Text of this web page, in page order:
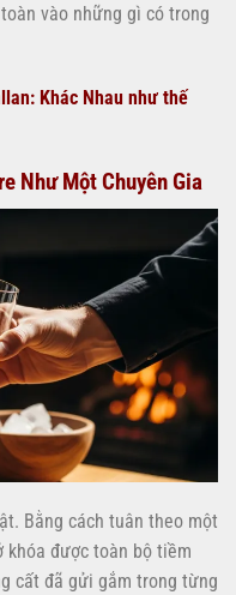
vào những gì có trong
Khác Nhau như thế
Như Một Chuyên Gia
Bằng cách tuân theo một
khóa được toàn bộ tiềm
cất đã gửi gắm trong từng